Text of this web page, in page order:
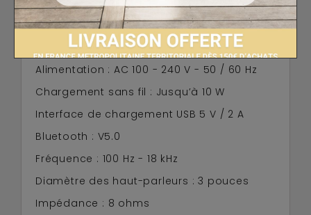
Caractéristiques techniques
Composition : MDF / Bois / PCB
Alimentation : AC 100 - 240 V - 50 / 60 Hz
Chargement sans fil : Jusqu’à 10 W
Interface de chargement USB 5 V / 2 A
Bluetooth : V5.0
Fréquence : 100 Hz - 18 kHz
Diamètre des haut-parleurs : 3 pouces
Impédance : 8 ohms